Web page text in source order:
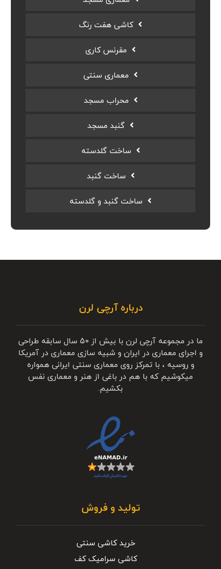
کاشی هفت رنگ
مقرنس کاری
معماری سنتی
محراب مسجد
گنبد مسجد
ساخت گلدسته
ساخت گنبد
ساخت گنبد و گلدسته
درباره آرچی لرن
ما در مجموعه آرچی لرن با بیش از 50 سال سابقه طراحی
و اجرای معماری در ایران و شبیه سازی معماری در آمریکا
و روسیه ، با تمرکز روی معماری سنتی ایرانی همواره
میکوشیم که با هم در باغی از هنر و معماری نفس
بکشیم.
تولید و فروش
خرید کاشی سنتی
کاشی سرامیک کف